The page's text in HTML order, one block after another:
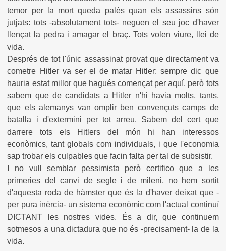
temor per la mort queda palès quan els assassins són
jutjats: tots -absolutament tots- neguen el seu joc d'haver
llençat la pedra i amagar el braç. Tots volen viure, llei de
vida.
Després de tot l'únic assassinat provat que directament va
cometre Hitler va ser el de matar Hitler: sempre dic que
hauria estat millor que hagués començat per aquí, però tots
sabem que de candidats a Hitler n'hi havia molts, tants,
que els alemanys van omplir ben convençuts camps de
batalla i d'extermini per tot arreu. Sabem del cert que
darrere tots els Hitlers del món hi han interessos
econòmics, tant globals com individuals, i que l'economia
sap trobar els culpables que facin falta per tal de subsistir.
I no vull semblar pessimista però certifico que a les
primeries del canvi de segle i de mileni, no hem sortit
d'aquesta roda de hàmster que és la d'haver deixat que -
per pura inèrcia- un sistema econòmic com l'actual continuï
DICTANT les nostres vides. És a dir, que continuem
sotmesos a una dictadura que no és -precisament- la de la
vida.